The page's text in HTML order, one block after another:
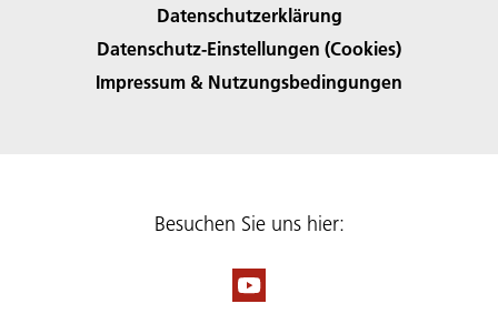
Datenschutzerklärung
Datenschutz-Einstellungen (Cookies)
Impressum & Nutzungsbedingungen
Besuchen Sie uns hier: